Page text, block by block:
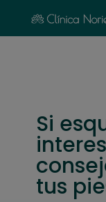
Si
tus